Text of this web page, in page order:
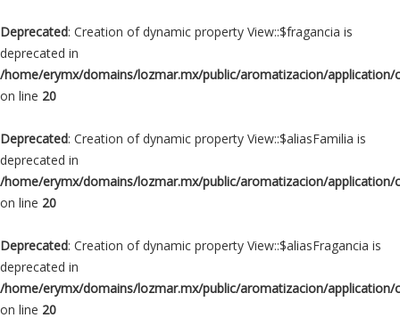
Deprecated: Creation of dynamic property View::$fragancia is
deprecated in
/home/erymx/domains/lozmar.mx/public/aromatizacion/application/
on line 20
Deprecated: Creation of dynamic property View::$aliasFamilia is
deprecated in
/home/erymx/domains/lozmar.mx/public/aromatizacion/application/
on line 20
Deprecated: Creation of dynamic property View::$aliasFragancia is
deprecated in
/home/erymx/domains/lozmar.mx/public/aromatizacion/application/
on line 20